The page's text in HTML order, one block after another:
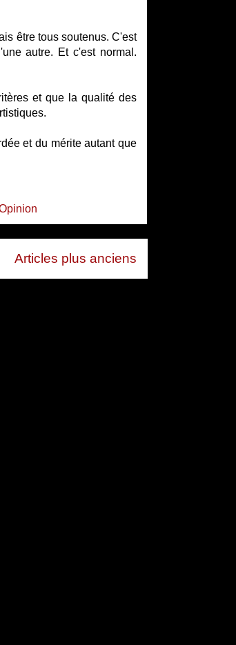
être tous soutenus. C'est
autre. Et c'est normal.
et que la qualité des
et du mérite autant que
Articles plus anciens